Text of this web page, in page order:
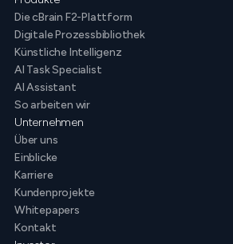
Die cBrain F2-Plattform
Digitale Prozessbibliothek
Künstliche Intelligenz
AI Task Specialist
AI Assistant
So arbeiten wir
Unternehmen
Über uns
Einblicke
Karriere
Kundenprojekte
Whitepapers
Kontakt